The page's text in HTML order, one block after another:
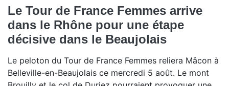
Le Tour de France Femmes arrive
dans le Rhône pour une étape
décisive dans le Beaujolais
Le peloton du Tour de France Femmes reliera Mâcon à
Belleville-en-Beaujolais ce mercredi 5 août. Le mont